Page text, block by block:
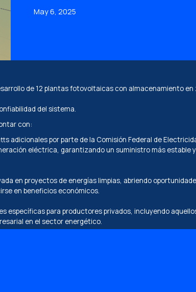
May 6, 2025
de 12 plantas fotovoltaicas con almacenamiento
del sistema.
con:
adicionales por parte de la Comisión Federal de
eléctrica, garantizando un suministro más estable
en proyectos de energías limpias, abriendo
en beneficios económicos.
específicas para productores privados, incluyendo
en el sector energético.